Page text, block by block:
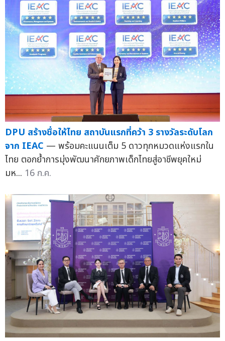
DPU สร้างชื่อให้ไทย สถาบันแรกที่คว้า 3 รางวัลระดับโลก
จาก IEAC — พร้อมคะแนนเต็ม 5 ดาวทุกหมวดแห่งแรกใน
ไทย ตอกย้ำการมุ่งพัฒนาศักยภาพเด็กไทยสู่อาชีพยุคใหม่
มห... 16 ก.ค.